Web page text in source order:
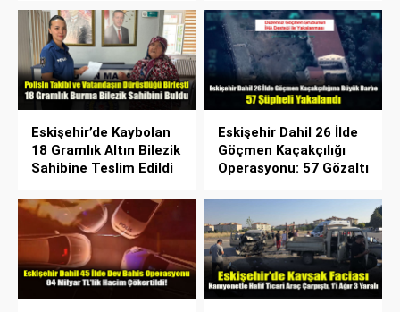
Eskişehir’de Kaybolan
18 Gramlık Altın Bilezik
Sahibine Teslim Edildi
Eskişehir Dahil 26 İlde
Göçmen Kaçakçılığı
Operasyonu: 57 Gözaltı